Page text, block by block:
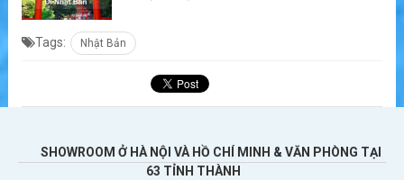
Tags: Nhật Bản
SHOWROOM Ở HÀ NỘI VÀ HỒ CHÍ MINH & VĂN PHÒNG TẠI
63 TỈNH THÀNH